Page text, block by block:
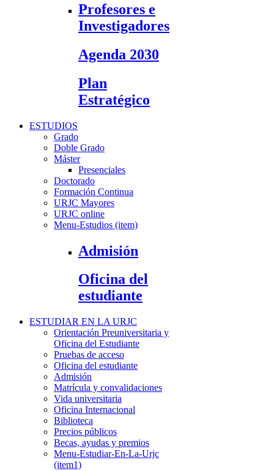
Profesores e
Investigadores
Agenda 2030
Plan
Estratégico
ESTUDIOS
Grado
Doble Grado
Máster
Presenciales
Doctorado
Formación Continua
URJC Mayores
URJC online
Menu-Estudios (item)
Admisión
Oficina del
estudiante
ESTUDIAR EN LA URJC
Orientación Preuniversitaria y
Oficina del Estudiante
Pruebas de acceso
Oficina del estudiante
Admisión
Matrícula y convalidaciones
Vida universitaria
Oficina Internacional
Biblioteca
Precios públicos
Becas, ayudas y premios
Menu-Estudiar-En-La-Urjc
(item1)